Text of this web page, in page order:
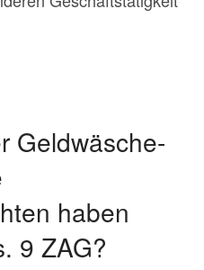
Geldwäsche-
haben
9 ZAG?